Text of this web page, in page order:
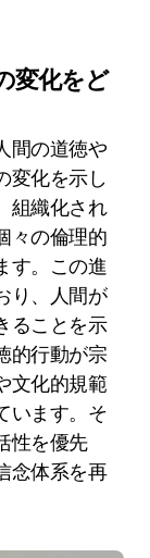
変化をど
間の道徳や
変化を示し
組織化され
々の倫理的
す。この進
り、人間が
ることを示
的行動が宗
文化的規範
います。そ
性を優先
念体系を再